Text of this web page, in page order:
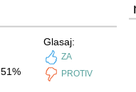
51%
Glasaj:
ZA
PROTIV